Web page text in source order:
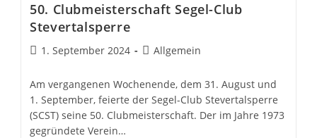
50. Clubmeisterschaft Segel-Club
Stevertalsperre
Beitrag
1. September 2024
Beitrags-
Allgemein
Am vergangenen Wochenende, dem 31. August und
1. September, feierte der Segel-Club Stevertalsperre
(SCST) seine 50. Clubmeisterschaft. Der im Jahre 1973
gegründete Verein…